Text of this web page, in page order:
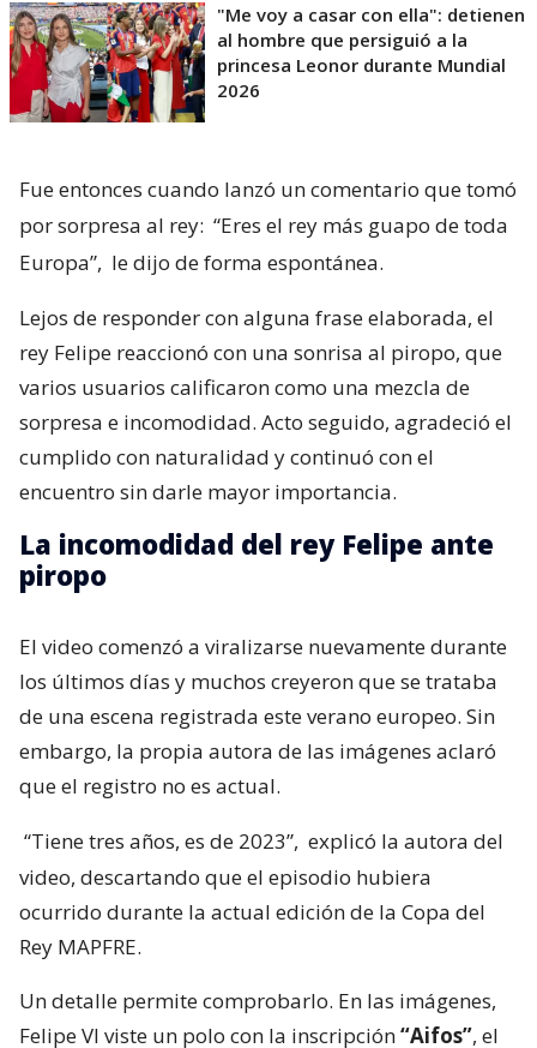
"Me voy a casar con ella": detienen
al hombre que persiguió a la
princesa Leonor durante Mundial
2026
Fue entonces cuando lanzó un comentario que tomó
por sorpresa al rey: “Eres el rey más guapo de toda
Europa”, le dijo de forma espontánea.
Lejos de responder con alguna frase elaborada, el
rey Felipe reaccionó con una sonrisa al piropo, que
varios usuarios calificaron como una mezcla de
sorpresa e incomodidad. Acto seguido, agradeció el
cumplido con naturalidad y continuó con el
encuentro sin darle mayor importancia.
La incomodidad del rey Felipe ante
piropo
El video comenzó a viralizarse nuevamente durante
los últimos días y muchos creyeron que se trataba
de una escena registrada este verano europeo. Sin
embargo, la propia autora de las imágenes aclaró
que el registro no es actual.
“Tiene tres años, es de 2023”, explicó la autora del
video, descartando que el episodio hubiera
ocurrido durante la actual edición de la Copa del
Rey MAPFRE.
Un detalle permite comprobarlo. En las imágenes,
Felipe VI viste un polo con la inscripción“Aifos”, el